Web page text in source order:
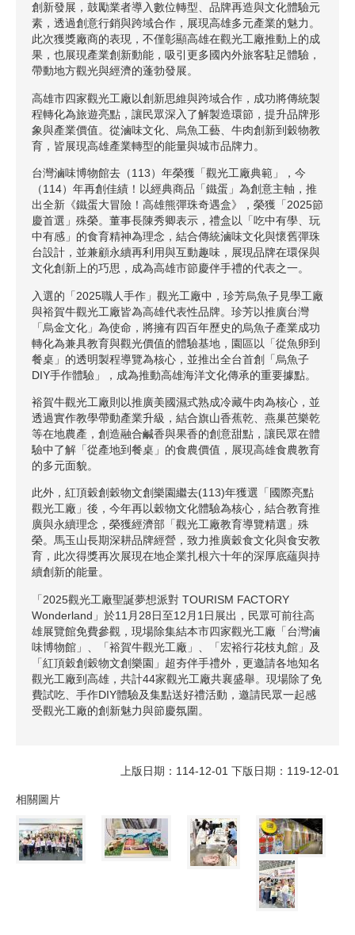
創新發展，鼓勵業者導入數位轉型、品牌再造與文化體驗元
素，透過創意行銷與跨域合作，展現高雄多元產業的魅力。
此次獲獎廠商的表現，不僅彰顯高雄在觀光工廠推動上的成
果，也展現產業創新動能，吸引更多國內外旅客駐足體驗，
帶動地方觀光與經濟的蓬勃發展。
高雄市四家觀光工廠以創新思維與跨域合作，成功將傳統製
程轉化為旅遊亮點，讓民眾深入了解製造環節，提升品牌形
象與產業價值。從滷味文化、烏魚工藝、牛肉創新到穀物教
育，皆展現高雄產業轉型的能量與城市品牌力。
台灣滷味博物館去（113）年榮獲「觀光工廠典範」，今
（114）年再創佳績！以經典商品「鐵蛋」為創意主軸，推
出全新《鐵蛋大冒險！高雄熊彈珠奇遇盒》，榮獲「2025節
慶首選」殊榮。董事長陳秀卿表示，禮盒以「吃中有學、玩
中有感」的食育精神為理念，結合傳統滷味文化與懷舊彈珠
台設計，並兼顧永續再利用與互動趣味，展現品牌在環保與
文化創新上的巧思，成為高雄市節慶伴手禮的代表之一。
入選的「2025職人手作」觀光工廠中，珍芳烏魚子見學工廠
與裕賀牛觀光工廠皆為高雄代表性品牌。珍芳以推廣台灣
「烏金文化」為使命，將擁有四百年歷史的烏魚子產業成功
轉化為兼具教育與觀光價值的體驗基地，園區以「從魚卵到
餐桌」的透明製程導覽為核心，並推出全台首創「烏魚子
DIY手作體驗」，成為推動高雄海洋文化傳承的重要據點。
裕賀牛觀光工廠則以推廣美國濕式熟成冷藏牛肉為核心，並
透過實作教學帶動產業升級，結合旗山香蕉乾、燕巢芭樂乾
等在地農產，創造融合鹹香與果香的創意甜點，讓民眾在體
驗中了解「從產地到餐桌」的食農價值，展現高雄食農教育
的多元面貌。
此外，紅頂穀創穀物文創樂園繼去(113)年獲選「國際亮點
觀光工廠」後，今年再以穀物文化體驗為核心，結合教育推
廣與永續理念，榮獲經濟部「觀光工廠教育導覽精選」殊
榮。馬玉山長期深耕品牌經營，致力推廣穀食文化與食安教
育，此次得獎再次展現在地企業扎根六十年的深厚底蘊與持
續創新的能量。
「2025觀光工廠聖誕夢想派對 TOURISM FACTORY
Wonderland」於11月28日至12月1日展出，民眾可前往高
雄展覽館免費參觀，現場除集結本市四家觀光工廠「台灣滷
味博物館」、「裕賀牛觀光工廠」、「宏裕行花枝丸館」及
「紅頂穀創穀物文創樂園」超夯伴手禮外，更邀請各地知名
觀光工廠到高雄，共計44家觀光工廠共襄盛舉。現場除了免
費試吃、手作DIY體驗及集點送好禮活動，邀請民眾一起感
受觀光工廠的創新魅力與節慶氛圍。
上版日期：114-12-01 下版日期：119-12-01
相關圖片